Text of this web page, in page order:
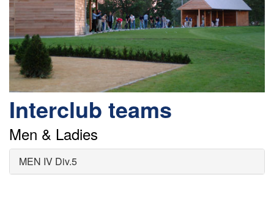
Interclub teams
Men & Ladies
MEN IV Div.5